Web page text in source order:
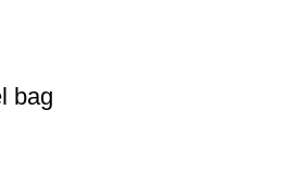
bag